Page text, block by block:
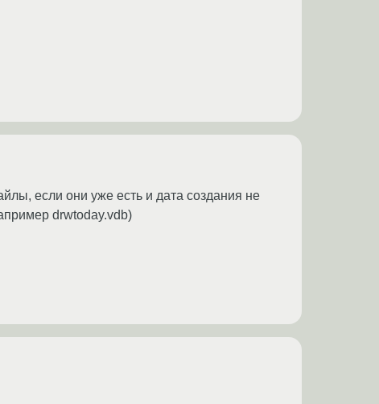
если они уже есть и дата создания не
drwtoday.vdb)